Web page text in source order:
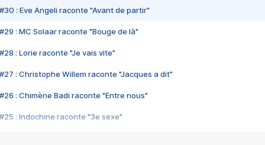
#30 : Eve Angeli raconte "Avant de partir"
#29 : MC Solaar raconte "Bouge de là"
#28 : Lorie raconte "Je vais vite"
#27 : Christophe Willem raconte "Jacques a dit"
#26 : Chimène Badi raconte "Entre nous"
#25 : Indochine raconte "3e sexe"